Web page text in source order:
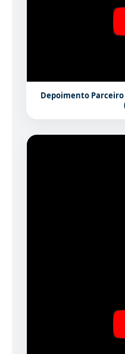
Depoimento Parceiro